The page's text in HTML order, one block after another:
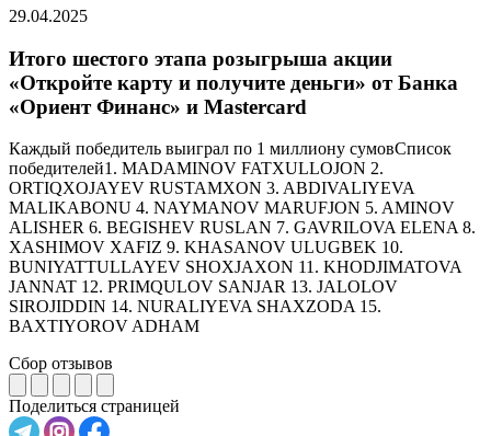
29.04.2025
Итого шестого этапа розыгрыша акции
«Откройте карту и получите деньги» от Банка
«Ориент Финанс» и Mastercard
Каждый победитель выиграл по 1 миллиону сумовСписок
победителей1. MADAMINOV FATXULLOJON 2.
ORTIQXOJAYEV RUSTAMXON 3. ABDIVALIYEVA
MALIKABONU 4. NAYMANOV MARUFJON 5. AMINOV
ALISHER 6. BEGISHEV RUSLAN 7. GAVRILOVA ELENA 8.
XASHIMOV XAFIZ 9. KHASANOV ULUGBEK 10.
BUNIYATTULLAYEV SHOXJAXON 11. KHODJIMATOVA
JANNAT 12. PRIMQULOV SANJAR 13. JALOLOV
SIROJIDDIN 14. NURALIYEVA SHAXZODA 15.
BAXTIYOROV ADHAM
Сбор отзывов
Поделиться страницей